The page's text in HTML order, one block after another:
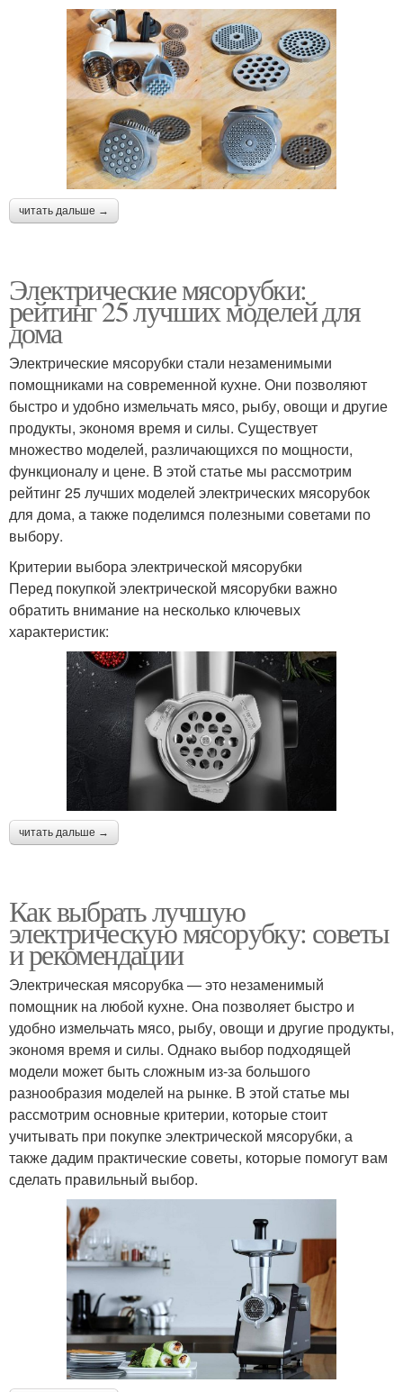
читать дальше →
Электрические мясорубки:
рейтинг 25 лучших моделей для
дома
Электрические мясорубки стали незаменимыми
помощниками на современной кухне. Они позволяют
быстро и удобно измельчать мясо, рыбу, овощи и другие
продукты, экономя время и силы. Существует
множество моделей, различающихся по мощности,
функционалу и цене. В этой статье мы рассмотрим
рейтинг 25 лучших моделей электрических мясорубок
для дома, а также поделимся полезными советами по
выбору.
Критерии выбора электрической мясорубки
Перед покупкой электрической мясорубки важно
обратить внимание на несколько ключевых
характеристик:
читать дальше →
Как выбрать лучшую
электрическую мясорубку: советы
и рекомендации
Электрическая мясорубка — это незаменимый
помощник на любой кухне. Она позволяет быстро и
удобно измельчать мясо, рыбу, овощи и другие продукты,
экономя время и силы. Однако выбор подходящей
модели может быть сложным из-за большого
разнообразия моделей на рынке. В этой статье мы
рассмотрим основные критерии, которые стоит
учитывать при покупке электрической мясорубки, а
также дадим практические советы, которые помогут вам
сделать правильный выбор.